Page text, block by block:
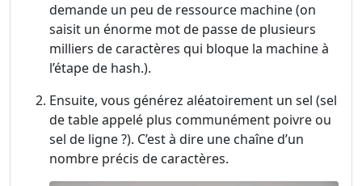
demande un peu de ressource machine (on
saisit un énorme mot de passe de plusieurs
milliers de caractères qui bloque la machine à
l’étape de hash.).
Ensuite, vous générez aléatoirement un sel (sel
de table appelé plus communément poivre ou
sel de ligne ?). C’est à dire une chaîne d’un
nombre précis de caractères.